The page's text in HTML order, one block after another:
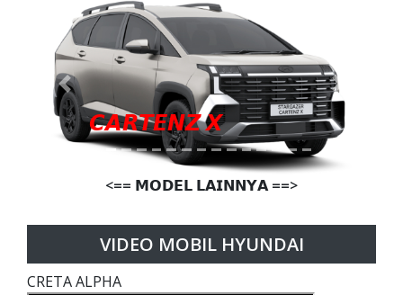
𝘾𝘼𝙍𝙏𝙀𝙉𝙕 𝙓
Previous Next
<== 𝗠𝗢𝗗𝗘𝗟 𝗟𝗔𝗜𝗡𝗡𝗬𝗔 ==>
VIDEO MOBIL HYUNDAI
CRETA ALPHA